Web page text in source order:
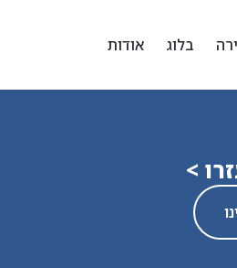
בלוג אודות
>